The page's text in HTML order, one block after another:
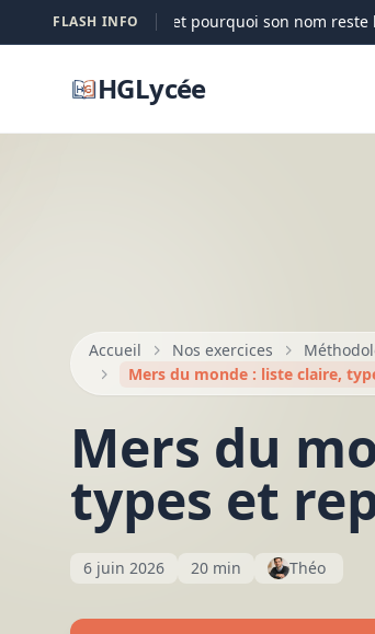
FLASH INFO
: qui elle est et pourquoi son nom reste lié
HGLycée
Accueil Nos exercices
Mers du monde : liste claire,
Mers du
types et
6 juin 2026 20 min Théo